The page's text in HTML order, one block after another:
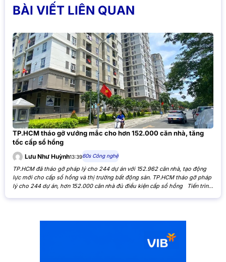
BÀI VIẾT LIÊN QUAN
TP.HCM tháo gỡ vướng mắc cho hơn 152.000 căn nhà, tăng
tốc cấp sổ hồng
Lưu Như Huỳnh13:3960s Công nghệ
TP.HCM đã tháo gỡ pháp lý cho 244 dự án với 152.962 căn nhà, tạo động
lực mới cho cấp sổ hồng và thị trường bất động sản. TP.HCM tháo gỡ pháp
lý cho 244 dự án, hơn 152.000 căn nhà đủ điều kiện cấp sổ hồng Tiến trình